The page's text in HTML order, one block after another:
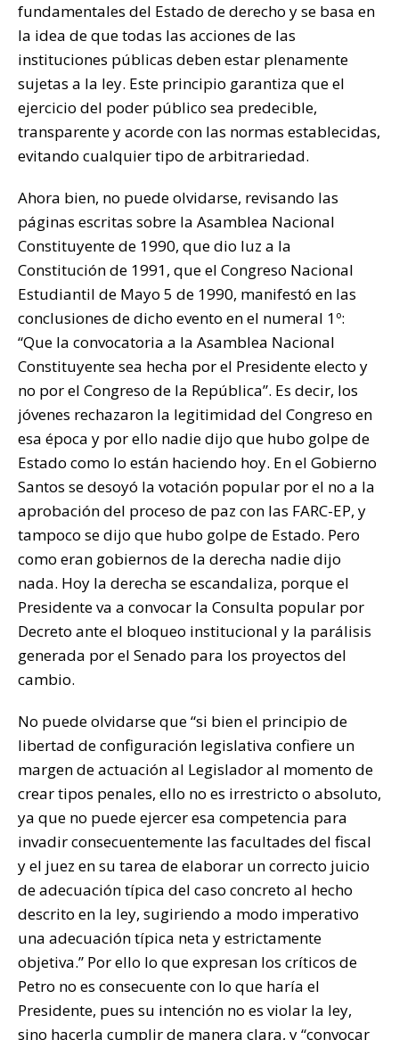
fundamentales del Estado de derecho y se basa en
la idea de que todas las acciones de las
instituciones públicas deben estar plenamente
sujetas a la ley. Este principio garantiza que el
ejercicio del poder público sea predecible,
transparente y acorde con las normas establecidas,
evitando cualquier tipo de arbitrariedad.
Ahora bien, no puede olvidarse, revisando las
páginas escritas sobre la Asamblea Nacional
Constituyente de 1990, que dio luz a la
Constitución de 1991, que el Congreso Nacional
Estudiantil de Mayo 5 de 1990, manifestó en las
conclusiones de dicho evento en el numeral 1º:
“Que la convocatoria a la Asamblea Nacional
Constituyente sea hecha por el Presidente electo y
no por el Congreso de la República”. Es decir, los
jóvenes rechazaron la legitimidad del Congreso en
esa época y por ello nadie dijo que hubo golpe de
Estado como lo están haciendo hoy. En el Gobierno
Santos se desoyó la votación popular por el no a la
aprobación del proceso de paz con las FARC-EP, y
tampoco se dijo que hubo golpe de Estado. Pero
como eran gobiernos de la derecha nadie dijo
nada. Hoy la derecha se escandaliza, porque el
Presidente va a convocar la Consulta popular por
Decreto ante el bloqueo institucional y la parálisis
generada por el Senado para los proyectos del
cambio.
No puede olvidarse que “si bien el principio de
libertad de configuración legislativa confiere un
margen de actuación al Legislador al momento de
crear tipos penales, ello no es irrestricto o absoluto,
ya que no puede ejercer esa competencia para
invadir consecuentemente las facultades del fiscal
y el juez en su tarea de elaborar un correcto juicio
de adecuación típica del caso concreto al hecho
descrito en la ley, sugiriendo a modo imperativo
una adecuación típica neta y estrictamente
objetiva.” Por ello lo que expresan los críticos de
Petro no es consecuente con lo que haría el
Presidente, pues su intención no es violar la ley,
sino hacerla cumplir de manera clara, y “convocar